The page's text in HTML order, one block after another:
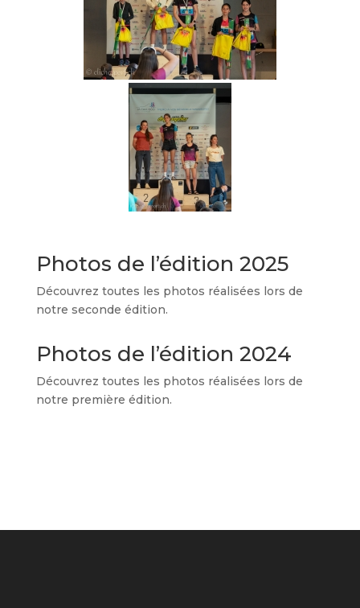
Photos de l’édition 2025
Découvrez toutes les photos réalisées lors de
notre seconde édition.
Photos de l’édition 2024
Découvrez toutes les photos réalisées lors de
notre première édition.